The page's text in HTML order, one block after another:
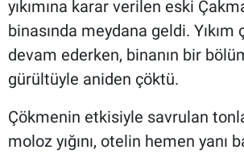
yıkımına karar verilen eski
binasında meydana geldi. Yıkım
devam ederken, binanın bir
gürültüyle aniden çöktü.
Çökmenin etkisiyle savrulan
moloz yığını, otelin hemen yanı